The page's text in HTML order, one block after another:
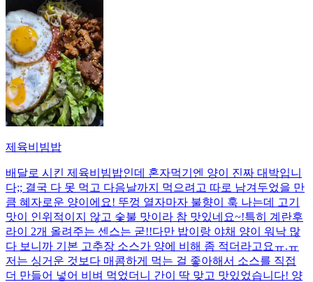
제육비빔밥
배달로 시킨 제육비빔밥인데 혼자먹기엔 양이 진짜 대박입니
다;; 결국 다 못 먹고 다음날까지 먹으려고 따로 남겨두었을 만
큼 혜자로운 양이에요! 뚜껑 열자마자 불향이 훅 나는데 고기
맛이 인위적이지 않고 숯불 맛이라 참 맛있네요~!특히 계란후
라이 2개 올려주는 센스는 굳!! ​다만 밥이랑 야채 양이 워낙 많
다 보니까 기본 고추장 소스가 양에 비해 좀 적더라고요ㅠ.ㅠ
저는 싱거운 것보다 매콤하게 먹는 걸 좋아해서 소스를 직접
더 만들어 넣어 비벼 먹었더니 간이 딱 맞고 맛있었습니다! 양